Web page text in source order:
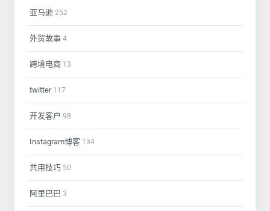
亚马逊 252
外贸故事 4
跨境电商 13
twitter117
开发客户 98
Instagram博客 134
共用技巧 50
阿里巴巴 3